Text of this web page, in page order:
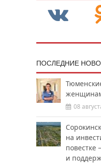
ПОСЛЕДНИЕ
08
на
повестке
и